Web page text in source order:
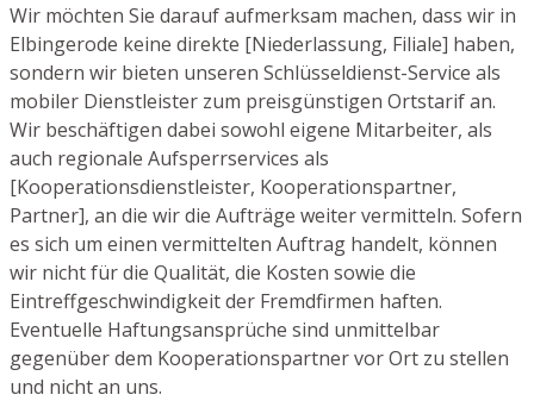
Wir möchten Sie darauf aufmerksam machen, dass wir in
Elbingerode keine direkte [Niederlassung, Filiale] haben,
sondern wir bieten unseren Schlüsseldienst-Service als
mobiler Dienstleister zum preisgünstigen Ortstarif an.
Wir beschäftigen dabei sowohl eigene Mitarbeiter, als
auch regionale Aufsperrservices als
[Kooperationsdienstleister, Kooperationspartner,
Partner], an die wir die Aufträge weiter vermitteln. Sofern
es sich um einen vermittelten Auftrag handelt, können
wir nicht für die Qualität, die Kosten sowie die
Eintreffgeschwindigkeit der Fremdfirmen haften.
Eventuelle Haftungsansprüche sind unmittelbar
gegenüber dem Kooperationspartner vor Ort zu stellen
und nicht an uns.